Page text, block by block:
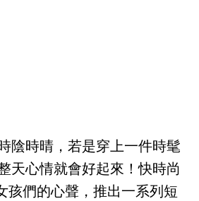
陰時晴，若是穿上一件時髦
天心情就會好起來！快時尚
孩們的心聲，推出一系列短